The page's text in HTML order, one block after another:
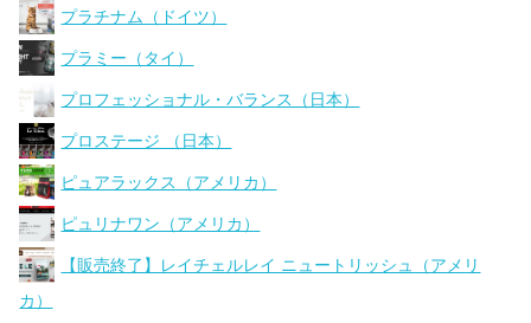
プラチナム（ドイツ）
プラミー（タイ）
プロフェッショナル・バランス（日本）
プロステージ （日本）
ピュアラックス（アメリカ）
ピュリナワン（アメリカ）
【販売終了】レイチェルレイ ニュートリッシュ（アメリ
カ）